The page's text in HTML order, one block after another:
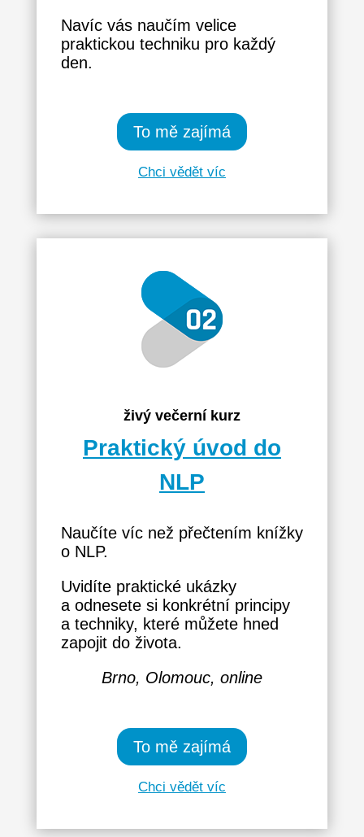
Navíc vás naučím velice
praktickou techniku pro každý
den.
To mě zajímá
Chci vědět víc
živý večerní kurz
Praktický úvod do
NLP
Naučíte víc než přečtením knížky
o NLP.
Uvidíte praktické ukázky
a odnesete si konkrétní principy
a techniky, které můžete hned
zapojit do života.
Brno, Olomouc, online
To mě zajímá
Chci vědět víc